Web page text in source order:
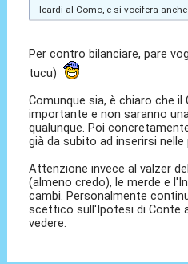
Icardi al Como, e si vocifera
Per contro bilanciare, pare
tucu)
Comunque sia, è chiaro che
importante e non saranno
qualunque. Poi
già da subito ad inserirsi
Attenzione invece al valzer
(almeno credo), le merde e
cambi. Personalmente
scettico sull'Ipotesi di Conte
vedere.